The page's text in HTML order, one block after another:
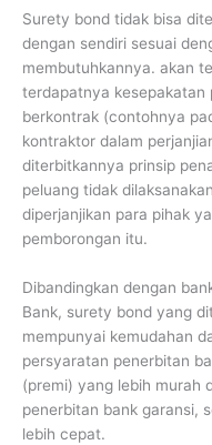
Surety bond tidak bisa
dengan sendiri sesuai
membutuhkannya. akan
terdapatnya kesepakatan
berkontrak (contohnya
kontraktor dalam
diterbitkannya prinsip
peluang tidak
diperjanjikan para pihak
pemborongan itu.
Dibandingkan dengan
Bank, surety bond yang
mempunyai kemudahan
persyaratan penerbitan
(premi) yang lebih murah
penerbitan bank garansi,
lebih cepat.